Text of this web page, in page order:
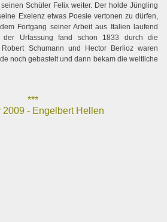
Schüler Felix weiter. Der holde Jüngling
Exelenz etwas Poesie vertonen zu dürfen,
Fortgang seiner Arbeit aus Italien laufend
der Urfassung fand schon 1833 durch die
Schumann und Hector Berlioz waren
noch gebastelt und dann bekam die weltliche
***
2009 - Engelbert Hellen